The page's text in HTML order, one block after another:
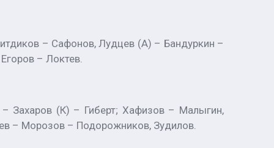
– Сафонов, Лудцев (А) – Бандуркин –
– Локтев.
Захаров (К) – Гиберт; Хафизов – Малыгин,
– Морозов – Подорожников, Зудилов.